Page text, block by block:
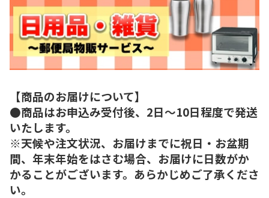
【商品のお届けについて】
●商品はお申込み受付後、2日～10日程度で発送
いたします。
※天候や注文状況、お届けまでに祝日・お盆期
間、年末年始をはさむ場合、お届けに日数がか
かることがございます。あらかじめご了承くださ
い。